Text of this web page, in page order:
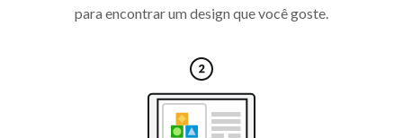
para encontrar um design que você goste.